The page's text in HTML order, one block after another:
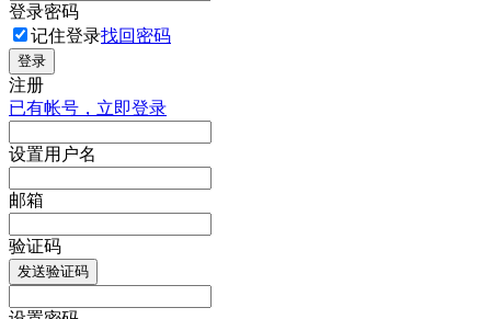
登录密码
记住登录找回密码
登录
注册
已有帐号，立即登录
设置用户名
邮箱
验证码
发送验证码